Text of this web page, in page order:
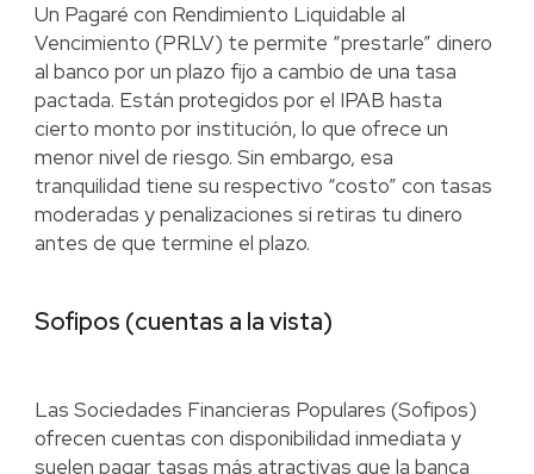
Un Pagaré con Rendimiento Liquidable al
Vencimiento (PRLV) te permite “prestarle” dinero
al banco por un plazo fijo a cambio de una tasa
pactada. Están protegidos por el IPAB hasta
cierto monto por institución, lo que ofrece un
menor nivel de riesgo. Sin embargo, esa
tranquilidad tiene su respectivo “costo” con tasas
moderadas y penalizaciones si retiras tu dinero
antes de que termine el plazo.
Sofipos (cuentas a la vista)
Las Sociedades Financieras Populares (Sofipos)
ofrecen cuentas con disponibilidad inmediata y
suelen pagar tasas más atractivas que la banca